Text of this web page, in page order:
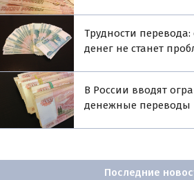
Трудности
денег не станет
В России вводят
денежные переводы
Последние